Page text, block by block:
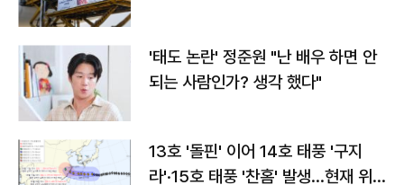
'태도 논란' 정준원 "난 배우 하면 안
되는 사람인가? 생각 했다"
13호 '돌핀' 이어 14호 태풍 '구지
라'·15호 태풍 '찬홈' 발생…현재 위